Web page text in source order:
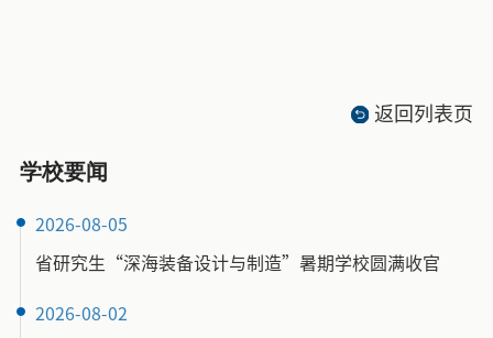
返回列表页
学校要闻
2026-08-05
省研究生“深海装备设计与制造”暑期学校圆满收官
2026-08-02